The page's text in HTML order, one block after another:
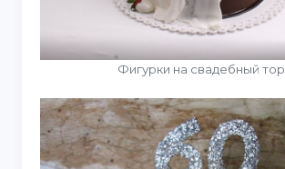
Фигурки на свадебный